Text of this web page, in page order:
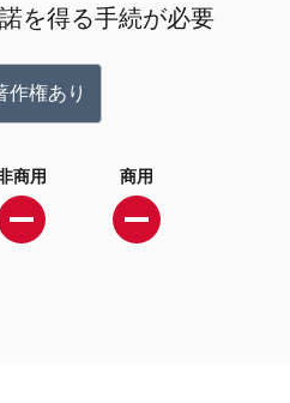
を得る手続が必要
作権あり
商用 商用